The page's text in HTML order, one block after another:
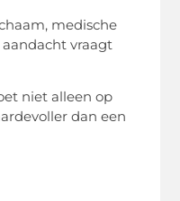
medische
vraagt
niet alleen op
dan een